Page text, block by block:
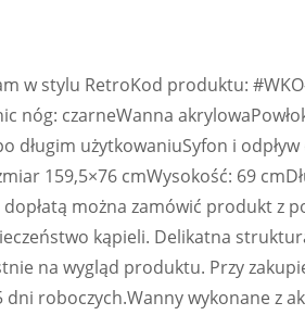
w stylu RetroKod produktu:
nóg: czarneWanna
długim użytkowaniuSyfon i
159,5×76 cmWysokość: 69
dopłatą można zamówić produkt z
kąpieli. Delikatna
na wygląd produktu. Przy
dni roboczych.Wanny wykonane z